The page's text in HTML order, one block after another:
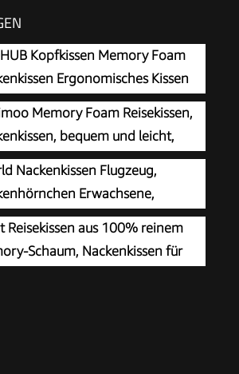
Kopfkissen Memory Foam
Ergonomisches Kissen
&
Kissen
Memory Foam Reisekissen,
bequem und leicht,
zum Schlafen im Flugzeug, Auto,
Hause, kommt mit
(Schwarz)
Nackenkissen Flugzeug,
Erwachsene,
Memory Foam,
Nackenkissen Reise,
Weich Atmungsaktiv mit
Reisekissen aus 100% reinem
Schaum, Nackenkissen für